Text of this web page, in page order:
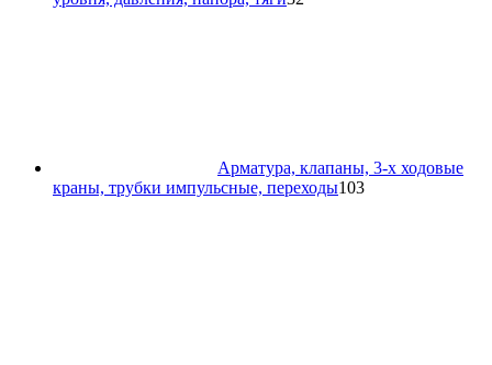
Арматура, клапаны, 3-х ходовые
краны, трубки импульсные, переходы103103